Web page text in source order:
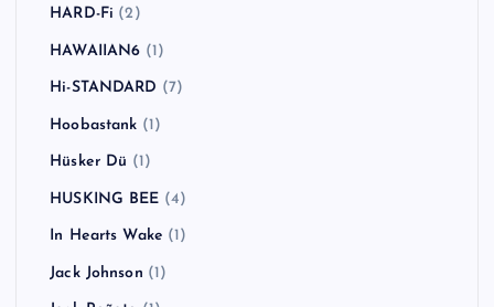
HARD-Fi (2)
HAWAIIAN6 (1)
Hi-STANDARD (7)
Hoobastank (1)
Hüsker Dü (1)
HUSKING BEE (4)
In Hearts Wake (1)
Jack Johnson (1)